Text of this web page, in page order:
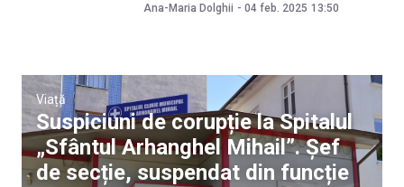
Ana-Maria Dolghii - 04 feb. 2025 13:50
Viață
Suspiciuni de corupție la Spitalul
„Sfântul Arhanghel Mihail”. Șef
de secție, suspendat din funcție